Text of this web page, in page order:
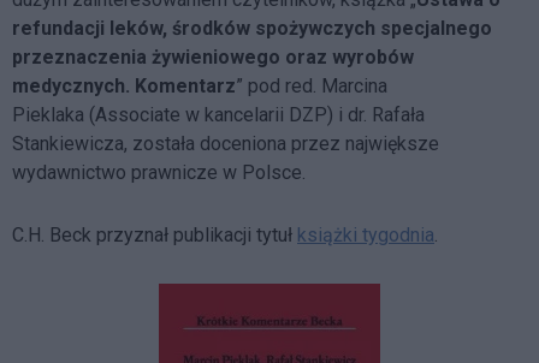
refundacji leków, środków spożywczych specjalnego
przeznaczenia żywieniowego oraz wyrobów
medycznych. Komentarz” pod red. Marcina
Pieklaka (Associate w kancelarii DZP) i dr. Rafała
Stankiewicza, została doceniona przez największe
wydawnictwo prawnicze w Polsce.
C.H. Beck przyznał publikacji tytuł książki tygodnia.